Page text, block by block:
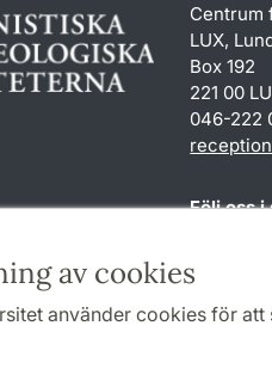
av cookies
använder cookies för
Centrum
LUX,
Box 192
221 00
046-222
reception
Följ oss